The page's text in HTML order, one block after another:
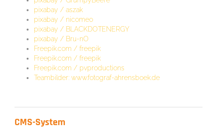
pixabay / aszak
pixabay / nicomeo
pixabay / BLACKDOTENERGY
pixabay / Bru-nO
Freepik.com / freepik
Freepik.com / freepik
Freepik.com / pvproductions
Teambilder: www.fotograf-ahrensboek.de
CMS-System